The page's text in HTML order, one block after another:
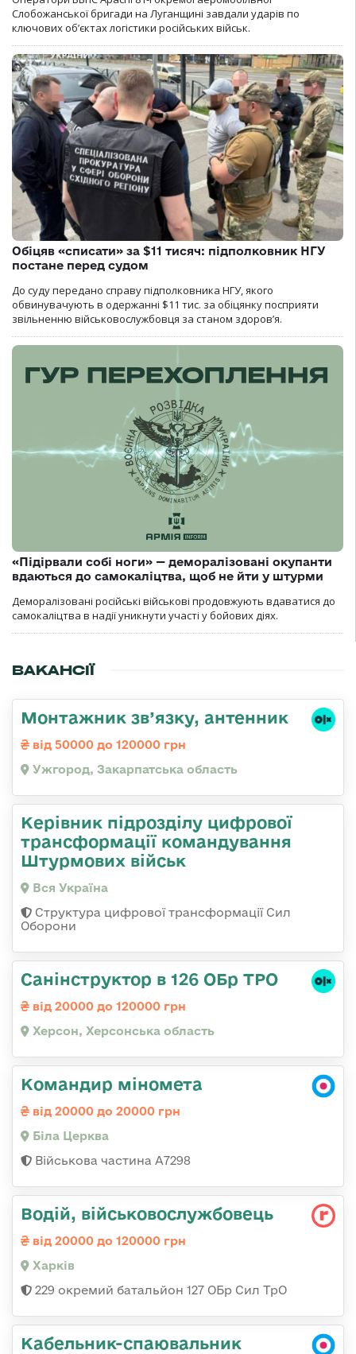
Слобожанської бригади на Луганщині завдали ударів по
ключових об’єктах логістики російських військ.
Обіцяв «списати» за $11 тисяч: підполковник НГУ
постане перед судом
До суду передано справу підполковника НГУ, якого
обвинувачують в одержанні $11 тис. за обіцянку посприяти
звільненню військовослужбовця за станом здоров’я.
«Підірвали собі ноги» — деморалізовані окупанти
вдаються до самокаліцтва, щоб не йти у штурми
Деморалізовані російські військові продовжують вдаватися до
самокаліцтва в надії уникнути участі у бойових діях.
ВАКАНСІЇ
Монтажник зв’язку, антенник
від 50000 до 120000 грн
Ужгород, Закарпатська область
Керівник підрозділу цифрової
трансформації командування
Штурмових військ
Вся Україна
Структура цифрової трансформації Сил
Оборони
Санінструктор в 126 ОБр ТРО
від 20000 до 120000 грн
Херсон, Херсонська область
Командир міномета
від 20000 до 20000 грн
Біла Церква
Військова частина А7298
Водій, військовослужбовець
від 20000 до 120000 грн
Харків
229 окремий батальйон 127 ОБр Сил ТрО
Кабельник-спаювальник